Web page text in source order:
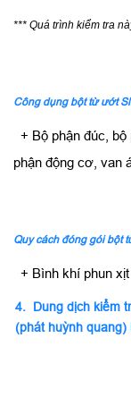
*** Quá trình kiểm tra
Công dụng bột từ ướt
+ Bộ phận đúc,
phận động cơ, van
Quy cách đóng gói bột
+ Bình khí phun xịt
4. Dung dịch kiểm
(phát huỳnh quang)